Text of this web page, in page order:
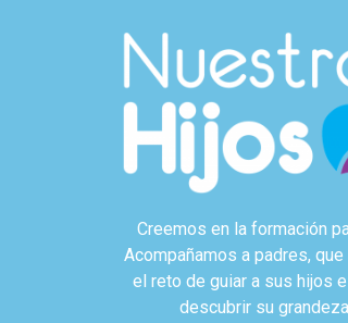
Creemos en la formación
Acompañamos a padres, que
el reto de guiar a sus hijos
descubrir su grandeza.